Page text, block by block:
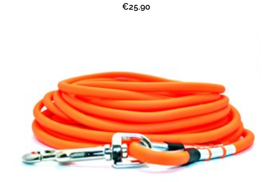
€25.90